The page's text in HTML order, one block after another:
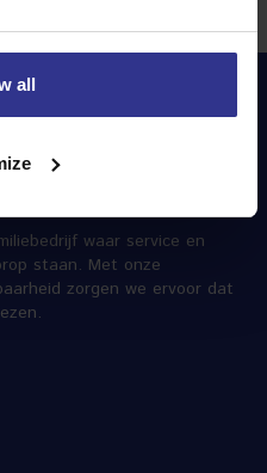
all
waar service en
staan. Met onze
zorgen we ervoor dat